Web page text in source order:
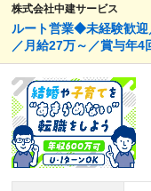
株式会社中建サービス
ルート営業◆未経験歓迎
／月給27万～／賞与年4